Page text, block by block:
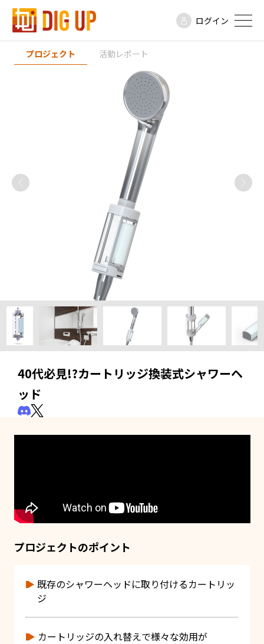
ログイン
プロジェクト 活動レポート
40代必見!?カートリッジ換装式シャワーヘ
ッド
プロジェクトのポイント
既存のシャワーヘッドに取り付けるカートリッ
ジ
カートリッジの入れ替えで様々な効用が